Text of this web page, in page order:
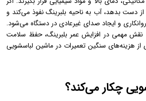
دست بدهد، آب به ناحیه بلبرینگ نفوذ می‌کند و
و ایجاد صدای غیرعادی در دستگاه می‌شود.
نقش مهمی در افزایش عمر بلبرینگ، حفظ سلامت
هزینه‌های سنگین تعمیرات در ماشین لباسشویی
چکار می‌کند؟